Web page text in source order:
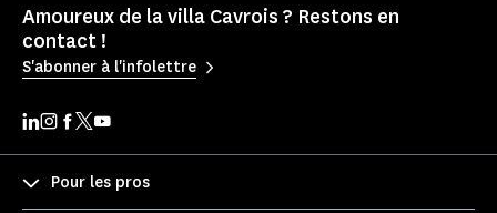
Amoureux de la villa Cavrois ? Restons en
contact !
S'abonner à l'infolettre
Pour les pros